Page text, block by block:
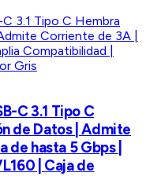
C 3.1 Tipo C
de Datos | Admite
hasta 5 Gbps |
| Caja de